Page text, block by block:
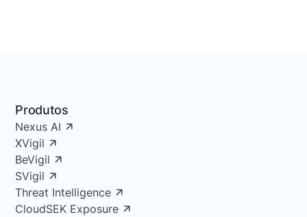
Produtos
Nexus AI
XVigil
BeVigil
SVigil
Threat Intelligence
CloudSEK Exposure